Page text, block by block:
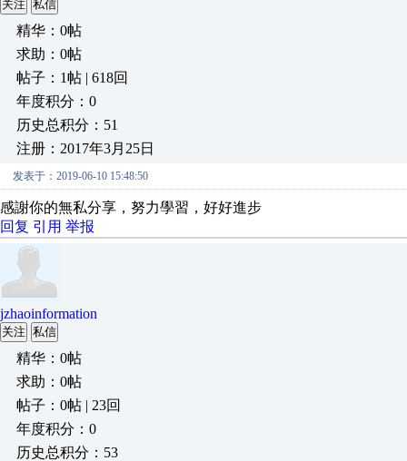
关注 私信
精华：0帖
求助：0帖
帖子：1帖 | 618回
年度积分：0
历史总积分：51
注册：2017年3月25日
发表于：2019-06-10 15:48:50
感謝你的無私分享，努力學習，好好進步
回复 引用 举报
jzhaoinformation
关注 私信
精华：0帖
求助：0帖
帖子：0帖 | 23回
年度积分：0
历史总积分：53